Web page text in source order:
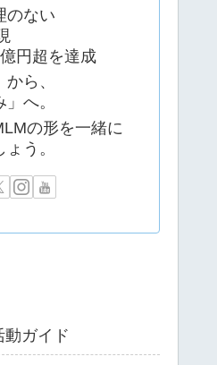
のない
円超を達成
ら、
へ。
の形を一緒に
う。
動ガイド